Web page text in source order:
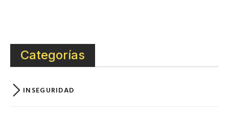
Categorías
INSEGURIDAD